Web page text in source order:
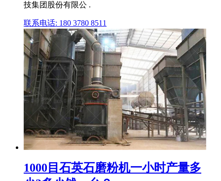
技集团股份有限公 .
联系电话: 180 3780 8511
1000目石英石磨粉机一小时产量多